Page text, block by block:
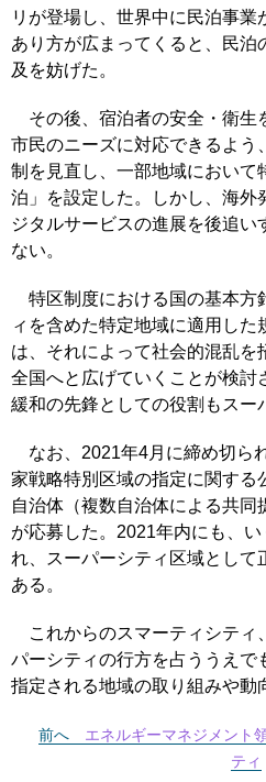
リが登場し、世界中に民泊事業
あり方が広まってくると、民泊
及を妨げた。
その後、宿泊者の安全・衛生
市民のニーズに対応できるよう
制を見直し、一部地域において
泊」を設定した。しかし、海外
ジタルサービスの進展を後追い
ない。
特区制度における国の基本方
ィを含めた特定地域に適用した
は、それによって社会的混乱を
全国へと広げていくことが検討
緩和の先鋒としての役割もスー
なお、2021年4月に締め切ら
家戦略特別区域の指定に関する
自治体（複数自治体による共同
が応募した。2021年内にも、
れ、スーパーシティ区域として
ある。
これからのスマーティシティ
パーシティの行方を占ううえで
指定される地域の取り組みや動
前へ
エネルギーマネジメント
ティ